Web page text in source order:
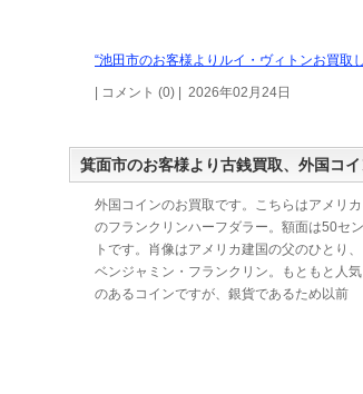
“池田市のお客様よりルイ・ヴィトンお買取
| コメント (0) | 2026年02月24日
箕面市のお客様より古銭買取、外国コイ
外国コインのお買取です。こちらはアメリカ
のフランクリンハーフダラー。額面は50セン
トです。肖像はアメリカ建国の父のひとり、
ベンジャミン・フランクリン。もともと人気
のあるコインですが、銀貨であるため以前